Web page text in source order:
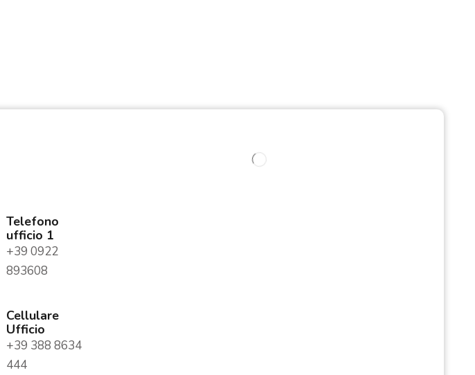
Telefono
ufficio 1
+39 0922
893608
Cellulare
Ufficio
+39 388 8634
444